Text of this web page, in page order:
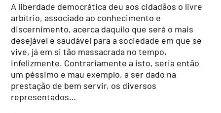
A liberdade democrática deu aos cidadãos o livre
arbítrio, associado ao conhecimento e
discernimento, acerca daquilo que será o mais
desejável e saudável para a sociedade em que se
vive, já em si tão massacrada no tempo,
infelizmente. Contrariamente a isto, seria então
um péssimo e mau exemplo, a ser dado na
prestação de bem servir, os diversos
representados…